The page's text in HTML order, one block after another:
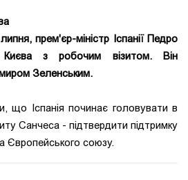
прем'єр-міністр Іспанії Педро
з робочим візитом. Він
Зеленським.
що Іспанія починає головувати в
Санчеса - підтвердити підтримку
Європейського союзу.